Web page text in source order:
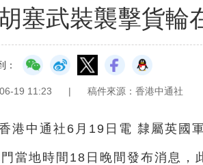
塞武裝襲擊貨輪
：
19 11:23 | 稿件來源：香港中通社
港中通社6月19日電 隸屬英國
當地時間18日晚間發布消息